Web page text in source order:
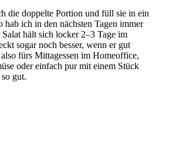
die doppelte Portion und füll sie in ein
hab ich in den nächsten Tagen immer
hält sich locker 2–3 Tage im
sogar noch besser, wenn er gut
fürs Mittagessen im Homeoffice,
oder einfach pur mit einem Stück
gut.